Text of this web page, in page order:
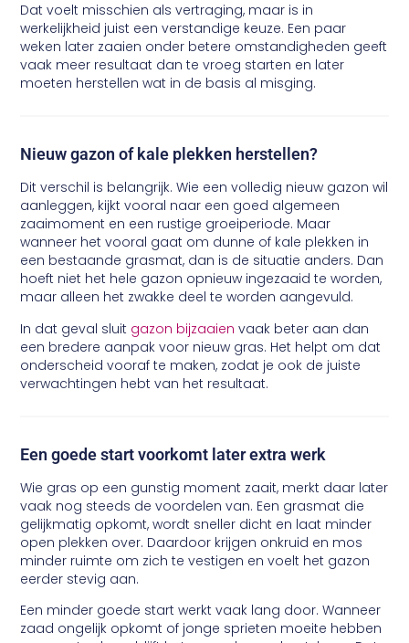
Dat voelt misschien als vertraging, maar is in
werkelijkheid juist een verstandige keuze. Een paar
weken later zaaien onder betere omstandigheden geeft
vaak meer resultaat dan te vroeg starten en later
moeten herstellen wat in de basis al misging.
Nieuw gazon of kale plekken herstellen?
Dit verschil is belangrijk. Wie een volledig nieuw gazon wil
aanleggen, kijkt vooral naar een goed algemeen
zaaimoment en een rustige groeiperiode. Maar
wanneer het vooral gaat om dunne of kale plekken in
een bestaande grasmat, dan is de situatie anders. Dan
hoeft niet het hele gazon opnieuw ingezaaid te worden,
maar alleen het zwakke deel te worden aangevuld.
In dat geval sluit gazon bijzaaien vaak beter aan dan
een bredere aanpak voor nieuw gras. Het helpt om dat
onderscheid vooraf te maken, zodat je ook de juiste
verwachtingen hebt van het resultaat.
Een goede start voorkomt later extra werk
Wie gras op een gunstig moment zaait, merkt daar later
vaak nog steeds de voordelen van. Een grasmat die
gelijkmatig opkomt, wordt sneller dicht en laat minder
open plekken over. Daardoor krijgen onkruid en mos
minder ruimte om zich te vestigen en voelt het gazon
eerder stevig aan.
Een minder goede start werkt vaak lang door. Wanneer
zaad ongelijk opkomt of jonge sprieten moeite hebben